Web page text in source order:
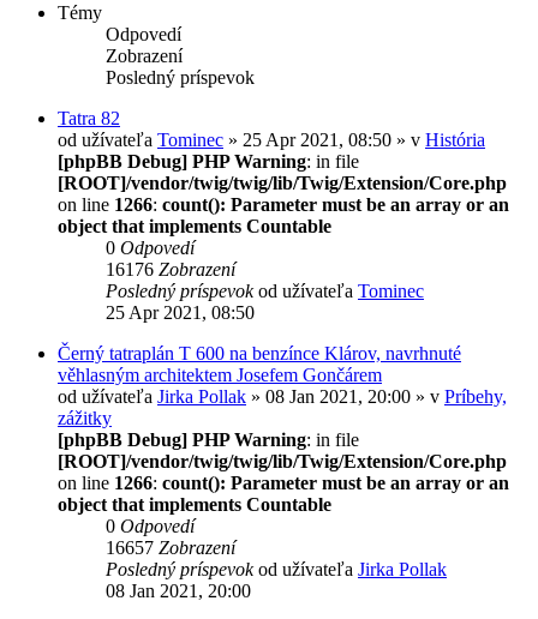
Témy
Odpovedí
Zobrazení
Posledný príspevok
Tatra 82
od užívateľa Tominec » 25 Apr 2021, 08:50 » v História
[phpBB Debug] PHP Warning: in file
[ROOT]/vendor/twig/twig/lib/Twig/Extension/Core.php
on line 1266: count(): Parameter must be an array or an
object that implements Countable
0 Odpovedí
16176 Zobrazení
Posledný príspevokod užívateľa Tominec
25 Apr 2021, 08:50
Černý tatraplán T 600 na benzínce Klárov, navrhnuté
věhlasným architektem Josefem Gončárem
od užívateľa Jirka Pollak » 08 Jan 2021, 20:00 » v Príbehy,
zážitky
[phpBB Debug] PHP Warning: in file
[ROOT]/vendor/twig/twig/lib/Twig/Extension/Core.php
on line 1266: count(): Parameter must be an array or an
object that implements Countable
0 Odpovedí
16657 Zobrazení
Posledný príspevokod užívateľa Jirka Pollak
08 Jan 2021, 20:00